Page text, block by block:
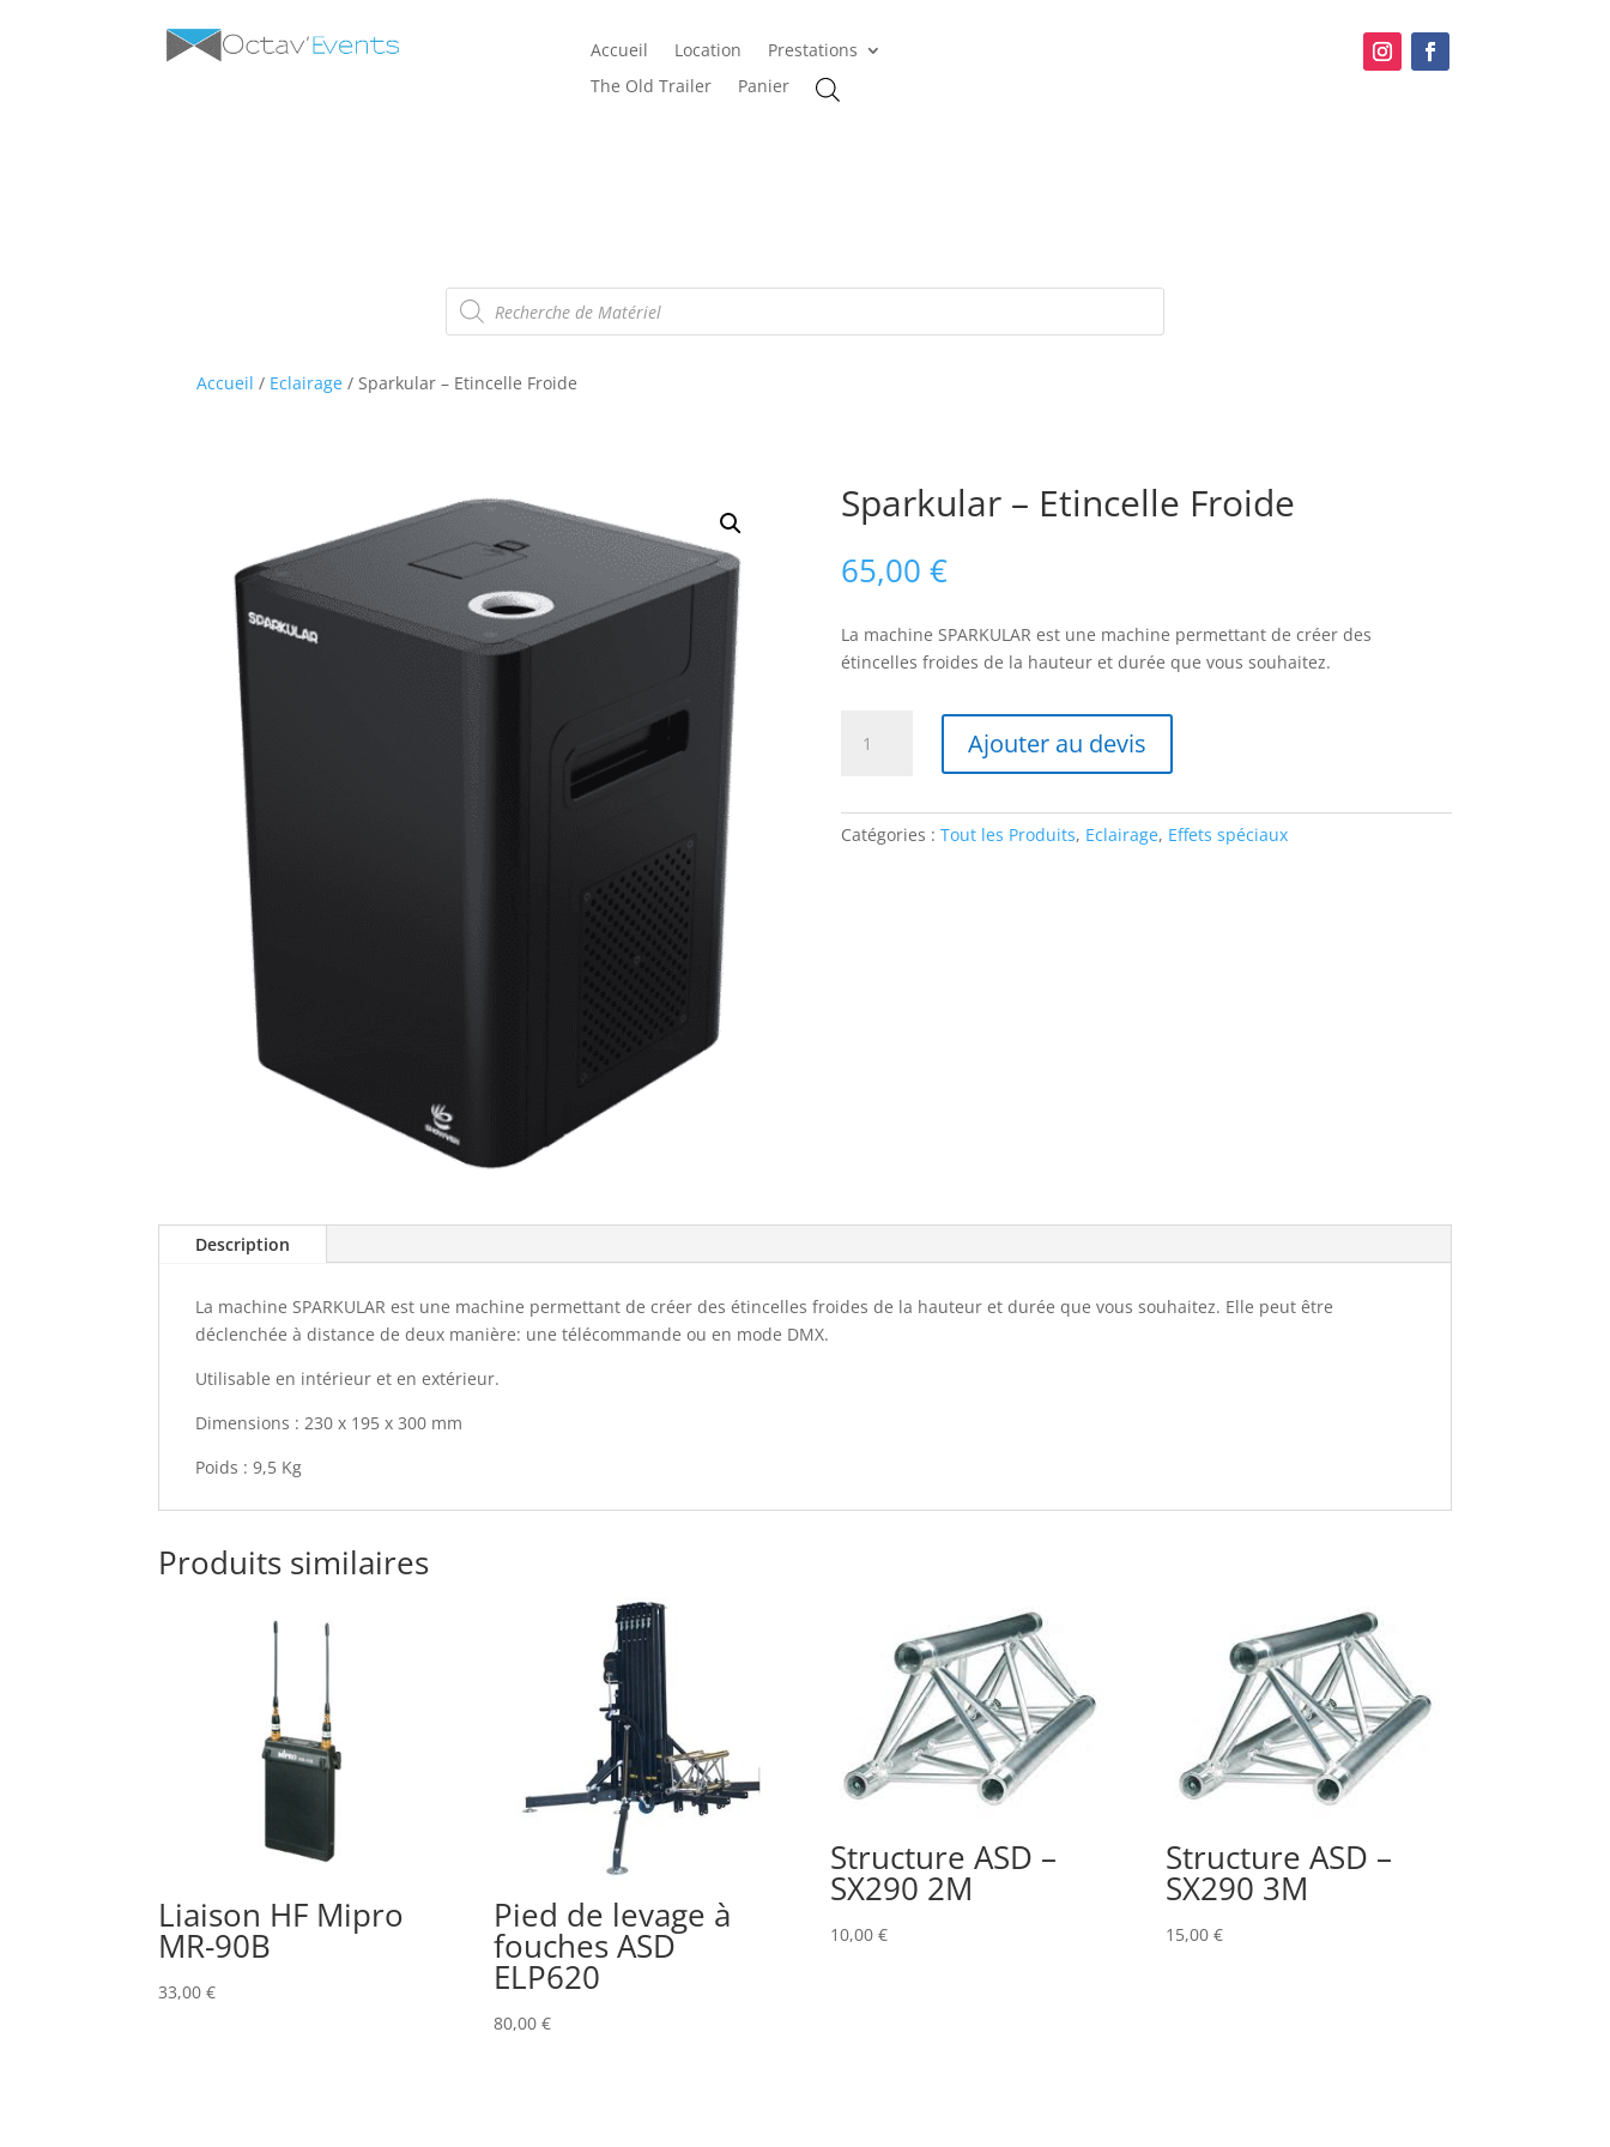
Accueil Location
Prestations
The Old Trailer
Panier
Recherche
de
produits
Accueil / Eclairage / Sparkular – Etincelle Froide
Sparkular – Etincelle Froide
65,00 €
La machine SPARKULAR est une machine permettant de créer des
étincelles froides de la hauteur et durée que vous souhaitez.
Etincelle
Ajouter au devis
Catégories : Tout les Produits, Eclairage, Effets spéciaux
Description
La machine SPARKULAR est une machine permettant de créer des étincelles froides de la hauteur et durée que vous souhaitez. Elle peut être
déclenchée à distance de deux manière: une télécommande ou en mode DMX.
Utilisable en intérieur et en extérieur.
Dimensions : 230 x 195 x 300 mm
Poids : 9,5 Kg
Produits similaires
Liaison HF Mipro
MR-90B
33,00 €
Pied de levage à
fouches ASD
ELP620
80,00€
Structure ASD –
SX290 2M
10,00 €
Structure ASD –
SX290 3M
15,00 €